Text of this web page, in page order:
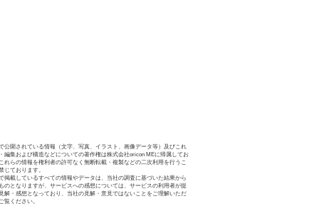
公開されている情報（文字、写真、イラスト、画像データ等）及びこれ
編集および構造などについての著作権は株式会社oricon MEに帰属してお
れらの情報を権利者の許可なく無断転載・複製などの二次利用を行うこ
じております。
掲載しているすべての情報やデータは、当社の調査に基づいた結果から
のとなりますが、サービスへの感想については、サービスの利用者が提
解・感想となっており、当社の見解・意見ではないことをご理解いただ
覧ください。